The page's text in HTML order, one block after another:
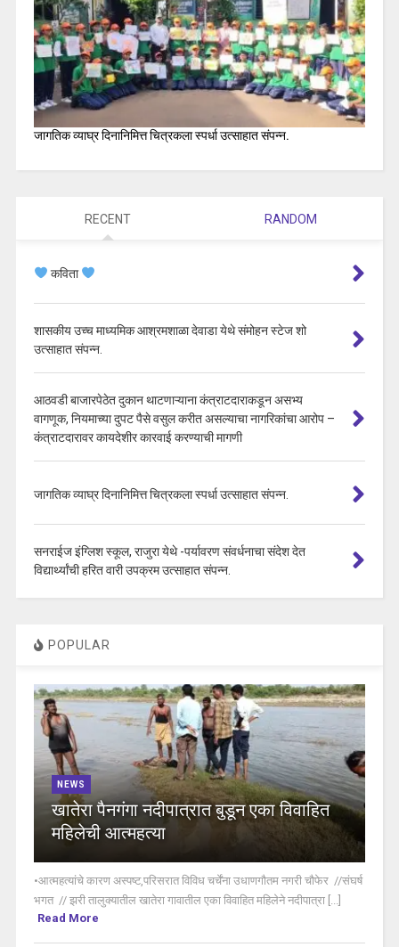
जागतिक व्याघ्र दिनानिमित्त चित्रकला स्पर्धा उत्साहात संपन्न.
RECENT RANDOM
कविता
शासकीय उच्च माध्यमिक आश्रमशाळा देवाडा येथे संमोहन स्टेज शो
उत्साहात संपन्न.
आठवडी बाजारपेठेत दुकान थाटणाऱ्याना कंत्राटदाराकडून असभ्य
वागणूक, नियमाच्या दुपट पैसे वसुल करीत असल्याचा नागरिकांचा आरोप –
कंत्राटदारावर कायदेशीर कारवाई करण्याची मागणी
जागतिक व्याघ्र दिनानिमित्त चित्रकला स्पर्धा उत्साहात संपन्न.
सनराईज इंग्लिश स्कूल, राजुरा येथे -पर्यावरण संवर्धनाचा संदेश देत
विद्यार्थ्यांची हरित वारी उपक्रम उत्साहात संपन्न.
POPULAR
NEWS
खातेरा पैनगंगा नदीपात्रात बुडून एका विवाहित
महिलेची आत्महत्या
•आत्महत्यांचे कारण अस्पष्ट,परिसरात विविध चर्चेंना उधाणगौतम नगरी चौफेर //संघर्ष
भगत // झरी तालुक्यातील खातेरा गावातील एका विवाहित महिलेने नदीपात्रा [...]
Read More